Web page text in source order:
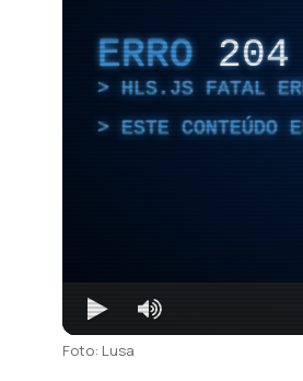
ERRO 204
HLS.JS FATAL
ESTE CONTEÚDO
Foto: Lusa